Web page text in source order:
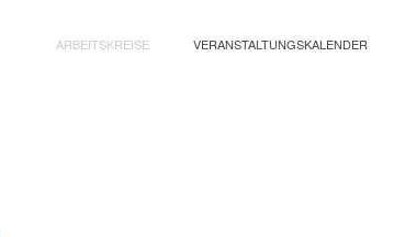
ARBEITSKREISE VERANSTALTUNGSKALENDER